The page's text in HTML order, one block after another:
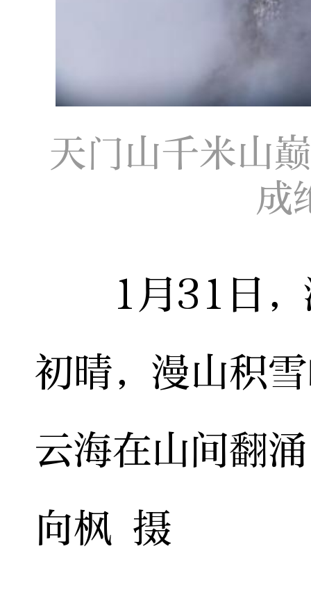
天门山千米山
成
1月31日，
初晴，漫山积
云海在山间翻
向枫 摄